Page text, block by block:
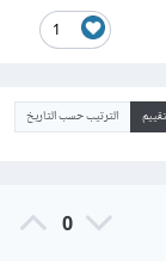
1
الترتيب حسب التاريخ
0